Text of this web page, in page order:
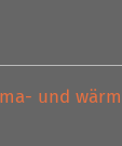
und